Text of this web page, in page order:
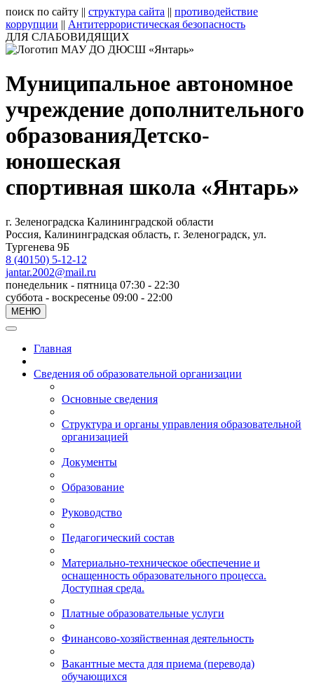
поиск по сайту || структура сайта || противодействие
коррупции || Антитеррористическая безопасность
ДЛЯ СЛАБОВИДЯЩИХ
Муниципальное автономное
учреждение дополнительного
образованияДетско-
юношеская
спортивная школа «Янтарь»
г. Зеленоградска Калининградской области
Россия, Калининградская область, г. Зеленоградск, ул.
Тургенева 9Б
8 (40150) 5-12-12
jantar.2002@mail.ru
понедельник - пятница 07:30 - 22:30
суббота - воскресенье 09:00 - 22:00
МЕНЮ
Главная
Сведения об образовательной организации
Основные сведения
Структура и органы управления образовательной
организацией
Документы
Образование
Руководство
Педагогический состав
Материально-техническое обеспечение и
оснащенность образовательного процесса.
Доступная среда.
Платные образовательные услуги
Финансово-хозяйственная деятельность
Вакантные места для приема (перевода)
обучающихся